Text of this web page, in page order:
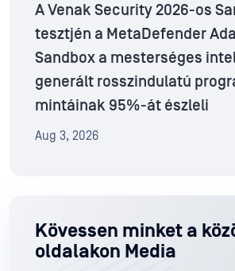
A Venak Security 2026-os
tesztjén a MetaDefender
Sandbox a mesterséges
generált rosszindulatú
mintáinak 95%-át észleli
Aug 3, 2026
Kövessen minket a
oldalakon Media